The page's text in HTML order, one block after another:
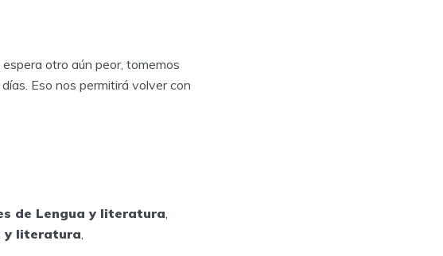
otro aún peor, tomemos
Eso nos permitirá volver con
de Lengua y literatura
y literatura